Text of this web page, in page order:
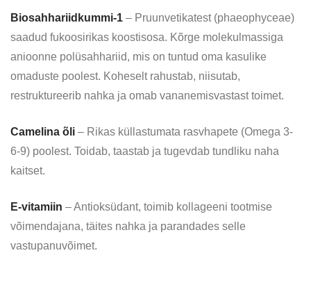
Biosahhariidkummi-1 – Pruunvetikatest (phaeophyceae)
saadud fukoosirikas koostisosa. Kõrge molekulmassiga
anioonne polüsahhariid, mis on tuntud oma kasulike
omaduste poolest. Koheselt rahustab, niisutab,
restruktureerib nahka ja omab vananemisvastast toimet.
Camelina õli – Rikas küllastumata rasvhapete (Omega 3-
6-9) poolest. Toidab, taastab ja tugevdab tundliku naha
kaitset.
E-vitamiin – Antioksüdant, toimib kollageeni tootmise
võimendajana, täites nahka ja parandades selle
vastupanuvõimet.